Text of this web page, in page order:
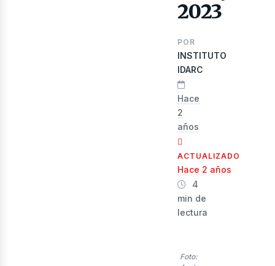
2023
POR
INSTITUTO
IDARC
Hace
2
años
ACTUALIZADO
Hace 2 años
4
min de
lectura
Foto: